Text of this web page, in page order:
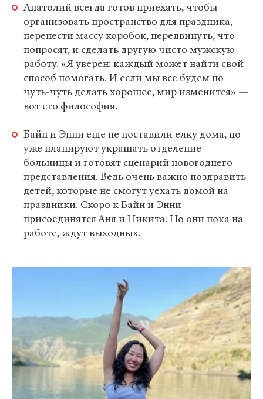
Анатолий всегда готов приехать, чтобы
организовать пространство для праздника,
перенести массу коробок, передвинуть, что
попросят, и сделать другую чисто мужскую
работу. «Я уверен: каждый может найти свой
способ помогать. И если мы все будем по
чуть-чуть делать хорошее, мир изменится» —
вот его философия.
Байн и Энни еще не поставили елку дома, но
уже планируют украшать отделение
больницы и готовят сценарий новогоднего
представления. Ведь очень важно поздравить
детей, которые не смогут уехать домой на
праздники. Скоро к Байн и Энни
присоединятся Аня и Никита. Но они пока на
работе, ждут выходных.